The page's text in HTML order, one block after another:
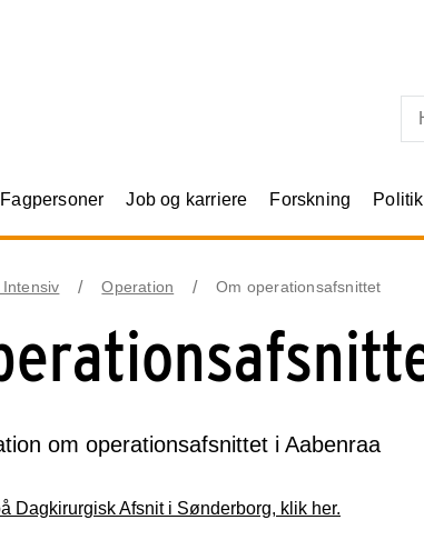
Fagpersoner Job og karriere Forskning Politik
Operation Om operationsafsnittet
om operationsafsnittet i Aabenraa
Dagkirurgisk Afsnit i Sønderborg, klik her.